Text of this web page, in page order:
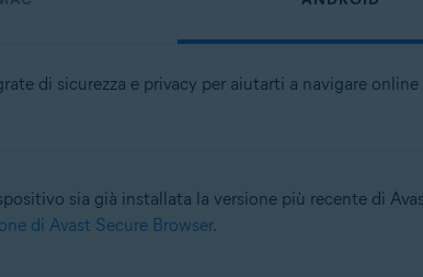
di sicurezza e privacy per aiutarti a navigare
sia già installata la versione più recente di
di Avast Secure Browser.